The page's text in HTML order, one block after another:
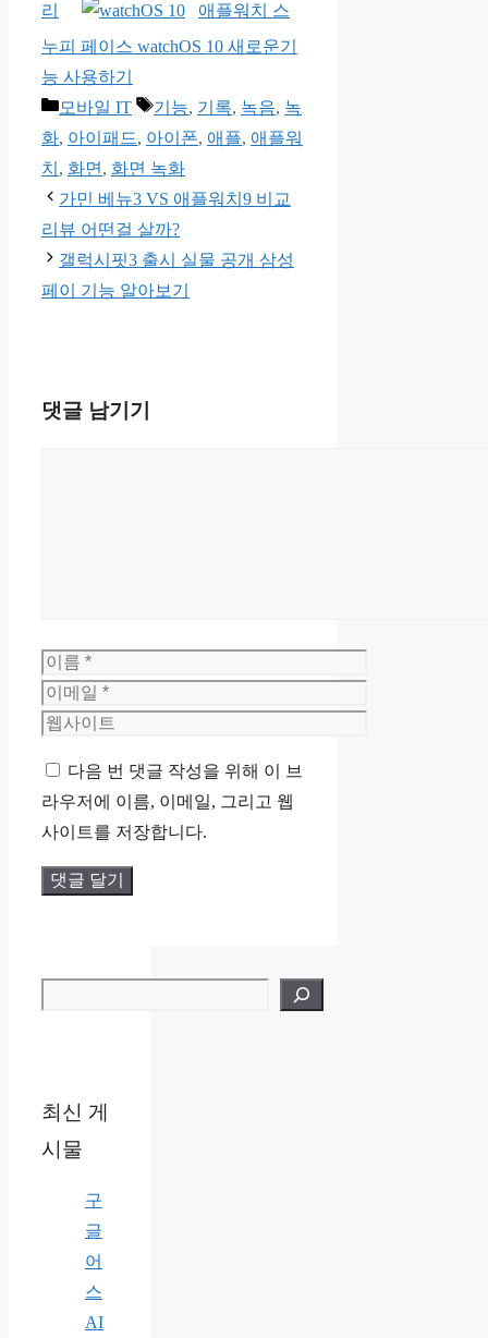
리
애플워치 스
누피 페이스 watchOS 10 새로운기
능 사용하기
카
테
고
리
모바일 IT
태
그
기능, 기록, 녹음, 녹
화, 아이패드, 아이폰, 애플, 애플워
치 , 화면 , 화면 녹화
가민 베뉴3 VS 애플워치9 비교
리뷰 어떤걸 살까?
갤럭시핏3 출시 실물 공개 삼성
페이 기능 알아보기
댓글 남기기
이
름
이
메
웹
이
트
다음 번 댓글 작성을 위해 이 브
라우저에 이름, 이메일, 그리고 웹
사이트를 저장합니다.
최신 게
시물
구
글
어
스
AI